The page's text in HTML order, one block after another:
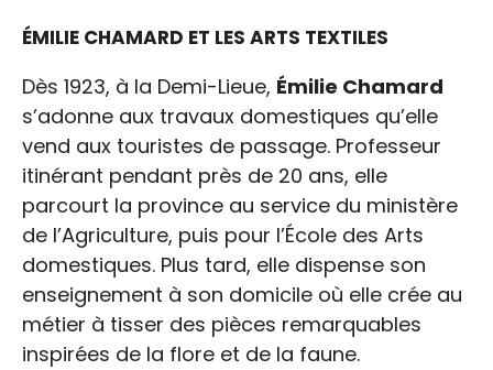
ÉMILIE CHAMARD ET LES ARTS TEXTILES
Dès 1923, à la Demi-Lieue, Émilie Chamard
s’adonne aux travaux domestiques qu’elle
vend aux touristes de passage. Professeur
itinérant pendant près de 20 ans, elle
parcourt la province au service du ministère
de l’Agriculture, puis pour l’École des Arts
domestiques. Plus tard, elle dispense son
enseignement à son domicile où elle crée au
métier à tisser des pièces remarquables
inspirées de la flore et de la faune.